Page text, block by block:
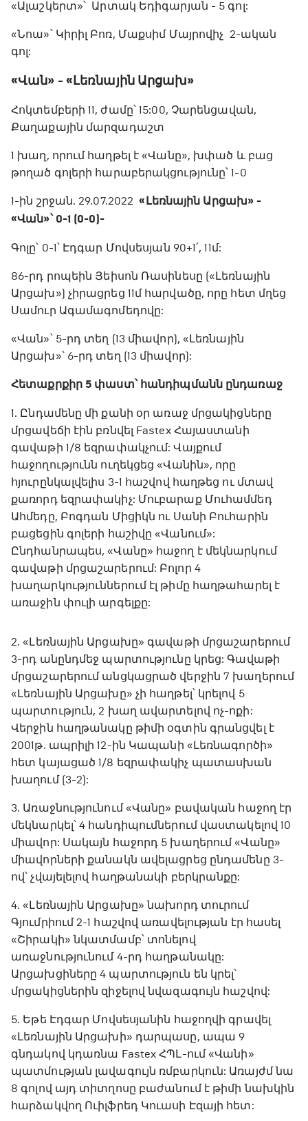
«Ալաշկերտ»՝ Արտակ Եդիգարյան - 5 գոլ:
«Նոա»՝ Կիրիլ Բոռ, Մաքսիմ Մայրովիչ 2-ական
գոլ:
«Վան» - «Լեռնային Արցախ»
Հոկտեմբերի 11, ժամը՝ 15:00, Չարենցավան,
Քաղաքային մարզադաշտ
1 խաղ, որում հաղթել է «Վանը», խփած և բաց
թողած գոլերի հարաբերակցությունը՝ 1-0
1-ին շրջան. 29.07.2022«Լեռնային Արցախ» -
«Վան»՝ 0-1 (0-0)-
Գոլը՝ 0-1՝ Էդգար Մովսեսյան 90+1՛, 11մ:
86-րդ րոպեին Յեիսոն Ռասինեսը («Լեռնային
Արցախ») չիրացրեց 11մ հարվածը, որը հետ մղեց
Սամուր Ագամագոմեդովը:
«Վան»՝ 5-րդ տեղ (13 միավոր), «Լեռնային
Արցախ»՝ 6-րդ տեղ (13 միավոր):
Հետաքրքիր 5 փաստ՝ հանդիպմանն ընդառաջ
1. Ընդամենը մի քանի օր առաջ մրցակիցները
մրցավեճի էին բռնվել Fastex Հայաստանի
գավաթի 1/8 եզրափակչում: Վայքում
հաջողությունն ուղեկցեց «Վանին», որը
հյուրընկալվելիս 3-1 հաշվով հաղթեց ու մտավ
քառորդ եզրափակիչ: Մուբարաք Մուհամմեդ
Ահմեդը, Բոգդան Միցիկն ու Սանի Բուհարին
բացեցին գոլերի հաշիվը «Վանում»:
Ընդհանրապես, «Վանը» հաջող է մեկնարկում
գավաթի մրցաշարերում: Բոլոր 4
խաղարկություններում էլ թիմը հաղթահարել է
առաջին փուլի արգելքը:
2. «Լեռնային Արցախը» գավաթի մրցաշարերում
3-րդ անընդմեջ պարտությունը կրեց: Գավաթի
մրցաշարերում անցկացրած վերջին 7 խաղերում
«Լեռնային Արցախը» չի հաղթել՝ կրելով 5
պարտություն, 2 խաղ ավարտելով ոչ-ոքի:
Վերջին հաղթանակը թիմի օգտին գրանցվել է
2001թ. ապրիլի 12-ին Կապանի «Լեռնագործի»
հետ կայացած 1/8 եզրափակիչ պատասխան
խաղում (3-2):
3. Առաջնությունում «Վանը» բավական հաջող էր
մեկնարկել՝ 4 հանդիպումներում վաստակելով 10
միավոր: Սակայն հաջորդ 5 խաղերում «Վանը»
միավորների քանակն ավելացրեց ընդամենը 3-
ով՝ չվայելելով հաղթանակի բերկրանքը:
4. «Լեռնային Արցախը» նախորդ տուրում
Գյումրիում 2-1 հաշվով առավելության էր հասել
«Շիրակի» նկատմամբ՝ տոնելով
առաջնությունում 4-րդ հաղթանակը:
Արցախցիները 4 պարտություն են կրել՝
մրցակիցներին զիջելով նվազագույն հաշվով:
5. Եթե Էդգար Մովսեսյանին հաջողվի գրավել
«Լեռնային Արցախի» դարպասը, ապա 9
գնդակով կդառնա Fastex ՀՊԼ-ում «Վանի»
պատմության լավագույն ռմբարկուն: Առայժմ նա
8 գոլով այդ տիտղոսը բաժանում է թիմի նախկին
հարձակվող Ուիլֆրեդ Կուասի Էզայի հետ: